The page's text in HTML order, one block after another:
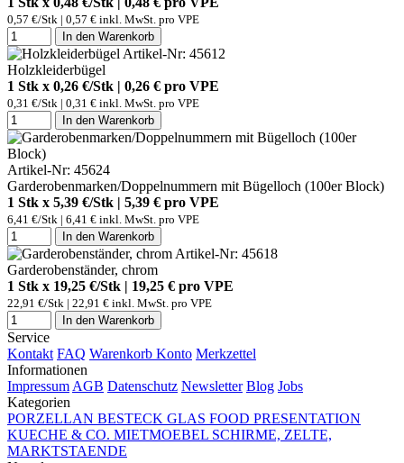
0,57 €/Stk | 0,57 € inkl. MwSt. pro VPE
In den Warenkorb
Artikel-Nr: 45612
Holzkleiderbügel
1 Stk x 0,26 €/Stk | 0,26 € pro VPE
0,31 €/Stk | 0,31 € inkl. MwSt. pro VPE
In den Warenkorb
Artikel-Nr: 45624
Garderobenmarken/Doppelnummern mit Bügelloch (100er Block)
1 Stk x 5,39 €/Stk | 5,39 € pro VPE
6,41 €/Stk | 6,41 € inkl. MwSt. pro VPE
In den Warenkorb
Artikel-Nr: 45618
Garderobenständer, chrom
1 Stk x 19,25 €/Stk | 19,25 € pro VPE
22,91 €/Stk | 22,91 € inkl. MwSt. pro VPE
In den Warenkorb
Service
Kontakt FAQ Warenkorb Konto Merkzettel
Informationen
Impressum AGB Datenschutz Newsletter Blog Jobs
Kategorien
PORZELLAN BESTECK GLAS FOOD PRESENTATION
KUECHE & CO. MIETMOEBEL SCHIRME, ZELTE,
MARKTSTAENDE